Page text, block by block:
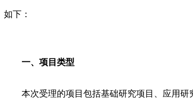
如下：
一、项目类型
本次受理的项目包括基础研究项目、应用研